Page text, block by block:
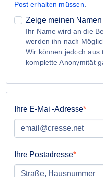
Post erhalten müssen
Zeige meinen
Ihr Name wird an die
werden ihn nach
Wir können jedoch aus
komplette Anonymität
Ihre E-Mail-Adresse
Ihre Postadresse